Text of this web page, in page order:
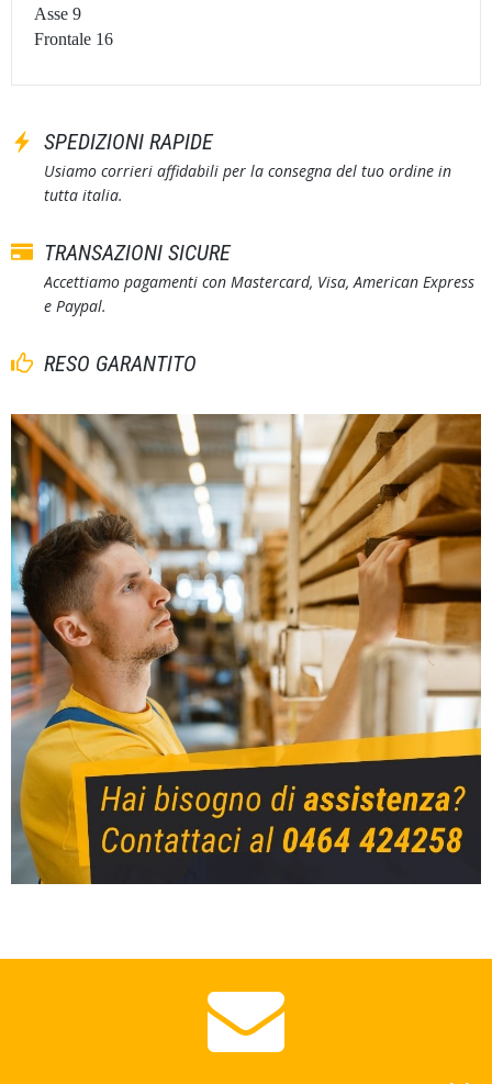
Asse 9
Frontale 16
SPEDIZIONI RAPIDE
Usiamo corrieri affidabili per la consegna del tuo ordine in
tutta italia.
TRANSAZIONI SICURE
Accettiamo pagamenti con Mastercard, Visa, American Express
e Paypal.
RESO GARANTITO